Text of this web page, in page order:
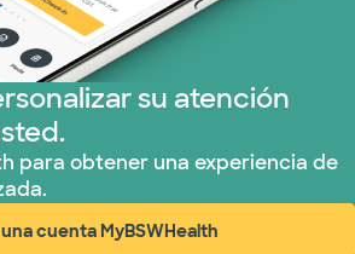
su atención
para obtener una experiencia de
cuenta MyBSWHealth
(abre en ventana nueva)